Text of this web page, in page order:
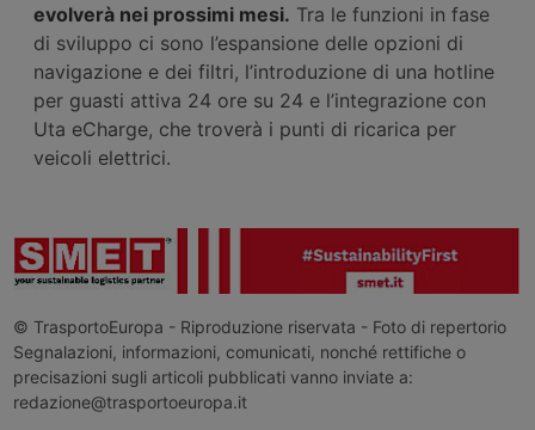
evolverà nei prossimi mesi. Tra le funzioni in fase
di sviluppo ci sono l’espansione delle opzioni di
navigazione e dei filtri, l’introduzione di una hotline
per guasti attiva 24 ore su 24 e l’integrazione con
Uta eCharge, che troverà i punti di ricarica per
veicoli elettrici.
© TrasportoEuropa - Riproduzione riservata - Foto di repertorio
Segnalazioni, informazioni, comunicati, nonché rettifiche o
precisazioni sugli articoli pubblicati vanno inviate a:
redazione@trasportoeuropa.it